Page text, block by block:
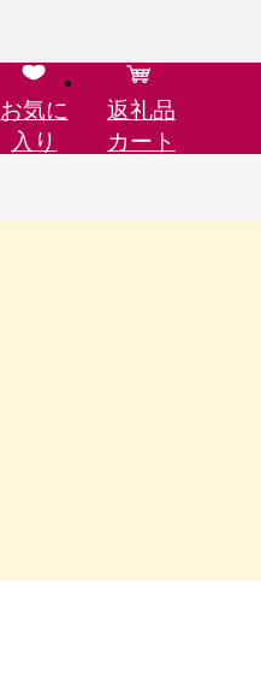
お気に
入り
返礼品
カート